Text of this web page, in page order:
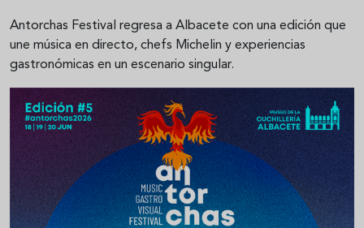
Antorchas Festival regresa a Albacete con una edición que
une música en directo, chefs Michelin y experiencias
gastronómicas en un escenario singular.